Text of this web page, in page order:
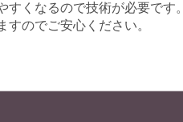
くなるので技術が必要です。
のでご安心ください。